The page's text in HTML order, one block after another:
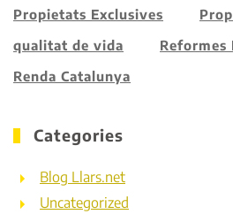
Propietats Exclusives
qualitat de vida
Reformes
Renda Catalunya
Categories
Blog Llars.net
Uncategorized